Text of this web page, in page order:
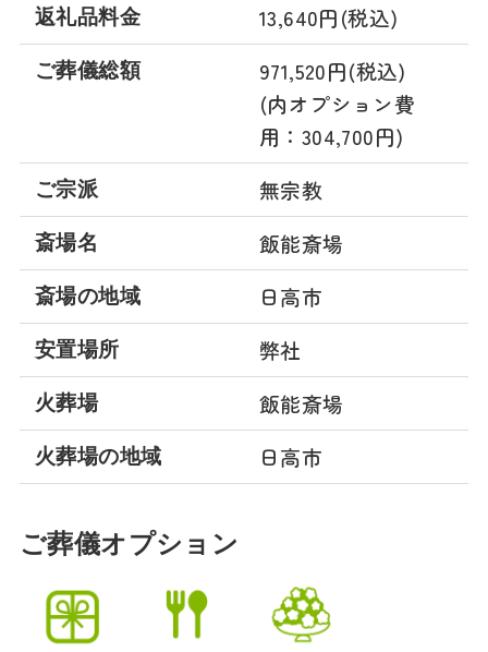
返礼品料金 13,640円(税込)
ご葬儀総額
971,520円(税込)
(内オプション費
用：304,700円)
ご宗派 無宗教
斎場名 飯能斎場
斎場の地域 日高市
安置場所 弊社
火葬場 飯能斎場
火葬場の地域 日高市
ご葬儀オプション